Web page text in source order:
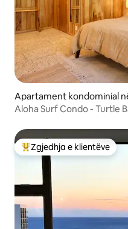
Apartament kondominial
Aloha Surf Condo - Turtle
Më të mirat e zgjedhjeve të
Zgjedhja e klientëve